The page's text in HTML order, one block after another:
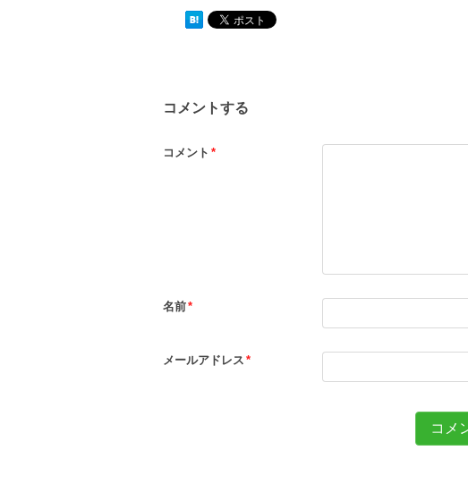
コメントする
コメント *
名前*
メールアドレス *